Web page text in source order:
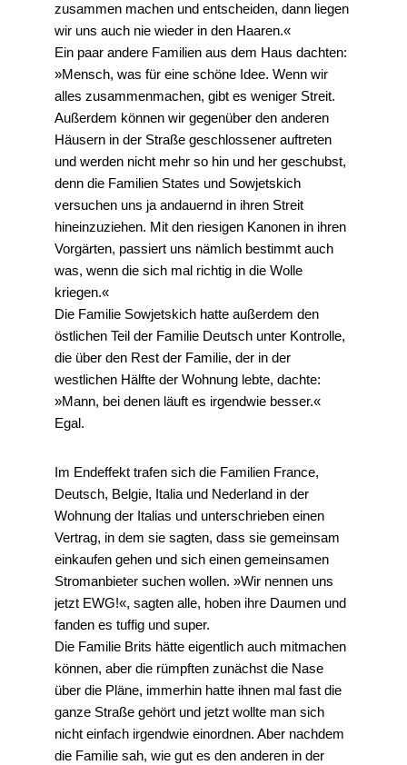
zusammen machen und entscheiden, dann liegen
wir uns auch nie wieder in den Haaren.«
Ein paar andere Familien aus dem Haus dachten:
»Mensch, was für eine schöne Idee. Wenn wir
alles zusammenmachen, gibt es weniger Streit.
Außerdem können wir gegenüber den anderen
Häusern in der Straße geschlossener auftreten
und werden nicht mehr so hin und her geschubst,
denn die Familien States und Sowjetskich
versuchen uns ja andauernd in ihren Streit
hineinzuziehen. Mit den riesigen Kanonen in ihren
Vorgärten, passiert uns nämlich bestimmt auch
was, wenn die sich mal richtig in die Wolle
kriegen.«
Die Familie Sowjetskich hatte außerdem den
östlichen Teil der Familie Deutsch unter Kontrolle,
die über den Rest der Familie, der in der
westlichen Hälfte der Wohnung lebte, dachte:
»Mann, bei denen läuft es irgendwie besser.«
Egal.
Im Endeffekt trafen sich die Familien France,
Deutsch, Belgie, Italia und Nederland in der
Wohnung der Italias und unterschrieben einen
Vertrag, in dem sie sagten, dass sie gemeinsam
einkaufen gehen und sich einen gemeinsamen
Stromanbieter suchen wollen. »Wir nennen uns
jetzt EWG!«, sagten alle, hoben ihre Daumen und
fanden es tuffig und super.
Die Familie Brits hätte eigentlich auch mitmachen
können, aber die rümpften zunächst die Nase
über die Pläne, immerhin hatte ihnen mal fast die
ganze Straße gehört und jetzt wollte man sich
nicht einfach irgendwie einordnen. Aber nachdem
die Familie sah, wie gut es den anderen in der